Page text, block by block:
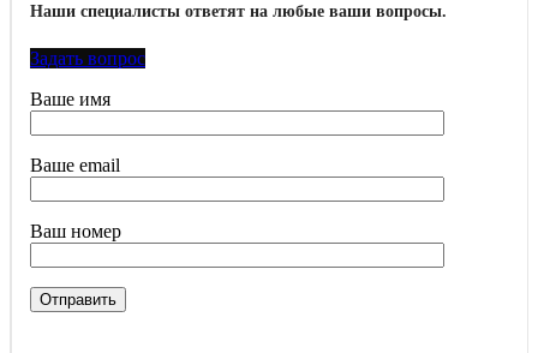
Наши специалисты ответят на любые ваши вопросы.
Задать вопрос
Ваше имя
Ваше email
Ваш номер